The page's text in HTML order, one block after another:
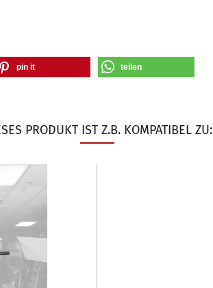
pin it teilen
PRODUKT IST Z.B. KOMPATIBEL ZU: